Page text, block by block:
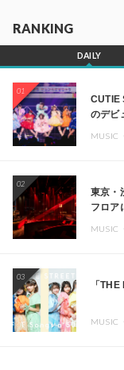
RANKING
DAILY
01
CUTIE
のデビ
MUSIC
02
東京・
フロア
MUSIC
03
「
MUSIC